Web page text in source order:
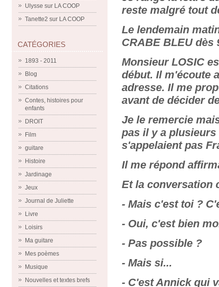
Ulysse sur LA COOP
Tanette2 sur LA COOP
CATÉGORIES
1893 - 2011
Blog
Citations
Contes, histoires pour
enfants
DROIT
Film
guitare
Histoire
Jardinage
Jeux
Journal de Juliette
Livre
Loisirs
Ma guitare
Mes poèmes
Musique
Nouvelles et textes brefs
reste malgré tout
Le lendemain
CRABE BLEU dès
Monsieur LOSIC
début. Il m'écoute
adresse. Il me
avant de décider
Je le remercie
pas il y a plusieurs
s'appelaient pas
Il me répond
Et la conversation
- Mais c'est toi ?
- Oui, c'est bien
- Pas possible ?
- Mais si...
- C'est Annick qui